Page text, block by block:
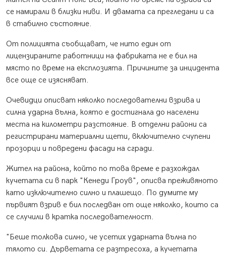
се намирали в близки ниви. И двамата са прегледани и са
в стабилно състояние.
От полицията съобщават, че нито един от
лицензираните работници на фабриката не е бил на
място по време на експлозията. Причините за инцидента
все още се изясняват.
Очевидци описват няколко последователни взрива и
силна ударна вълна, която е достигнала до населени
места на километри разстояние. В отделни райони са
регистрирани материални щети, включително счупени
прозорци и повредени фасади на сгради.
Жител на района, който по това време е разхождал
кучетата си в парк "Кенеди Гроув", описва преживяното
като изключително силно и плашещо. По думите му
първият взрив е бил последван от още няколко, които са
се случили в кратка последователност.
"Беше толкова силно, че усетих ударната вълна по
тялото си. Дърветата се разтресоха, а кучетата